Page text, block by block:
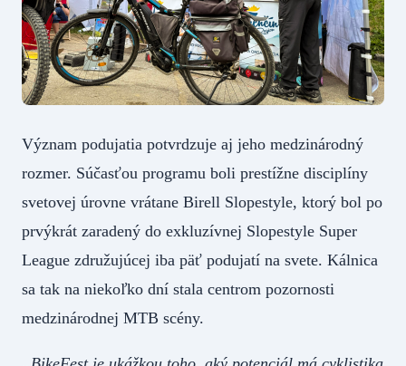
Význam podujatia potvrdzuje aj jeho medzinárodný
rozmer. Súčasťou programu boli prestížne disciplíny
svetovej úrovne vrátane Birell Slopestyle, ktorý bol po
prvýkrát zaradený do exkluzívnej Slopestyle Super
League združujúcej iba päť podujatí na svete. Kálnica
sa tak na niekoľko dní stala centrom pozornosti
medzinárodnej MTB scény.